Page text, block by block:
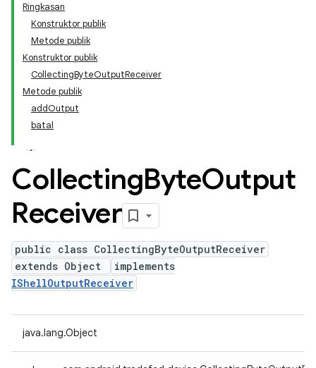
Ringkasan
Konstruktor publik
Metode publik
Konstruktor publik
CollectingByteOutputReceiver
Metode publik
addOutput
batal
CollectingByteOutput
Receiver
public class CollectingByteOutputReceiver
extends Object
implements
IShellOutputReceiver
java.lang.Object